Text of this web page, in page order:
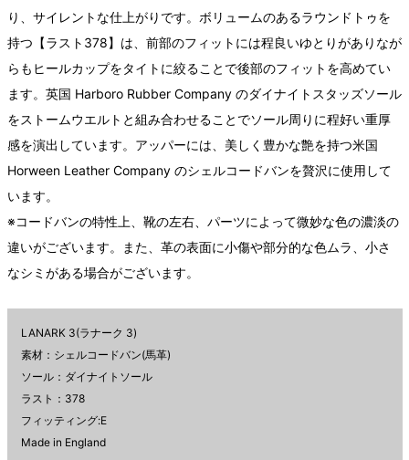
り、サイレントな仕上がりです。ボリュームのあるラウンドトゥを
持つ【ラスト378】は、前部のフィットには程良いゆとりがありなが
らもヒールカップをタイトに絞ることで後部のフィットを高めてい
ます。英国 Harboro Rubber Company のダイナイトスタッズソール
をストームウエルトと組み合わせることでソール周りに程好い重厚
感を演出しています。アッパーには、美しく豊かな艶を持つ米国
Horween Leather Company のシェルコードバンを贅沢に使用して
います。
※コードバンの特性上、靴の左右、パーツによって微妙な色の濃淡の
違いがございます。また、革の表面に小傷や部分的な色ムラ、小さ
なシミがある場合がございます。
LANARK 3(ラナーク 3)
素材：シェルコードバン(馬革)
ソール：ダイナイトソール
ラスト：378
フィッティング:E
Made in England